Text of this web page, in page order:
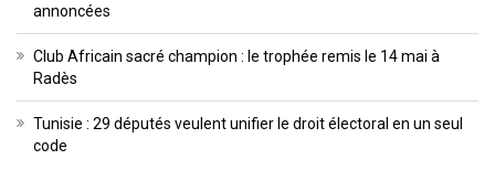
annoncées
Club Africain sacré champion : le trophée remis le 14 mai à
Radès
Tunisie : 29 députés veulent unifier le droit électoral en un seul
code